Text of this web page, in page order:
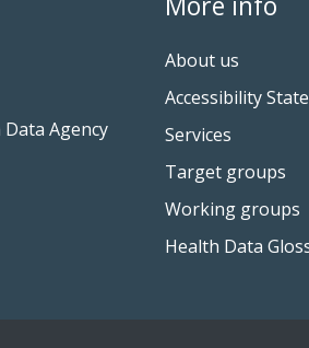
Agency
About us
Accessibility
Services
Target groups
Working groups
Health Data